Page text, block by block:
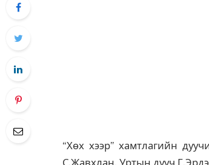
“Хөх хээр” хамтлагийн